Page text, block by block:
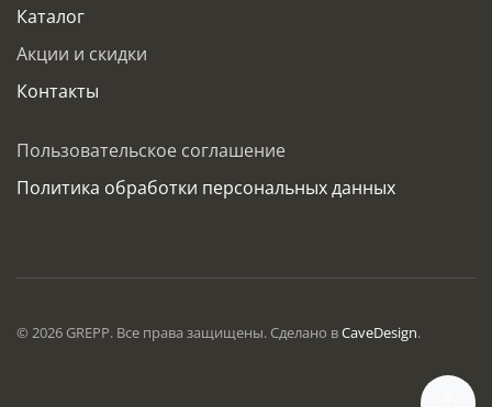
Каталог
Акции и скидки
Контакты
Пользовательское соглашение
Политика обработки персональных данных
© 2026 GREPP. Все права защищены. Сделано вCaveDesign.